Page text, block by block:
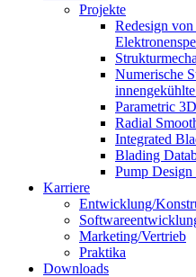
Projekte
Redesign
Numerische
Parametric
Radial
Integrated
Blading
Pump Design
Karriere
Entwicklung/
Marketing/Vertrieb
Praktika
Downloads